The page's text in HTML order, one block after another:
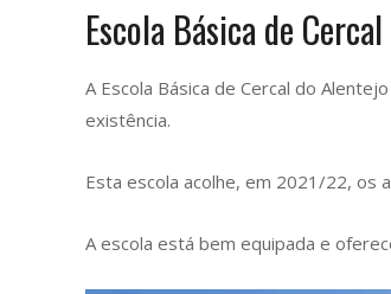
Escola Básica de
A Escola Básica de Cercal do
existência.
Esta escola acolhe, em 2021/22, os
A escola está bem equipada e